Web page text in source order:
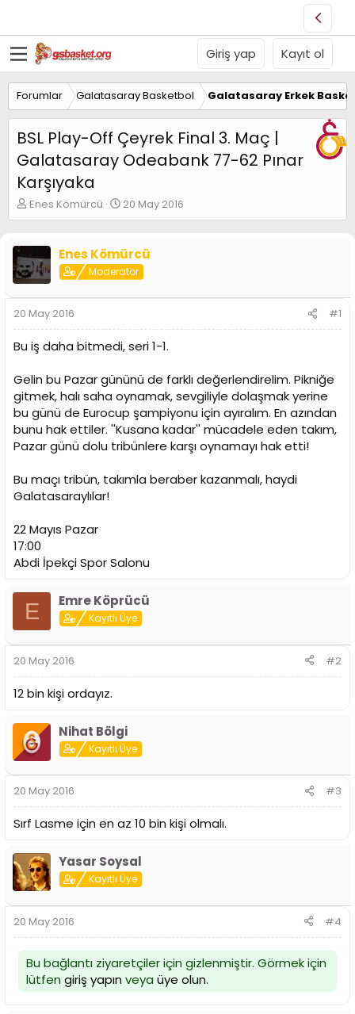
Giriş yap Kayıt ol
Forumlar Galatasaray Basketbol Galatasaray Erkek
BSL Play-Off Çeyrek Final 3. Maç |
Galatasaray Odeabank 77-62 Pınar
Karşıyaka
K
o
u
y
u
B
a
ş
l
a
a
n
Enes Kömürcü
B
a
l
a
n
ı
t
a
i
h
i
20 May 2016
Enes Kömürcü
Moderator
20 May 2016 #1
Bu iş daha bitmedi, seri 1-1.
Gelin bu Pazar gününü de farklı değerlendirelim. Pikniğe
gitmek, halı saha oynamak, sevgiliyle dolaşmak yerine
bu günü de Eurocup şampiyonu için ayıralım. En azından
bunu hak ettiler. ''Kusana kadar'' mücadele eden takım,
Pazar günü dolu tribünlere karşı oynamayı hak etti!
Bu maçı tribün, takımla beraber kazanmalı, haydi
Galatasaraylılar!
22 Mayıs Pazar
17:00
Abdi İpekçi Spor Salonu
E Emre Köprücü
Kayıtlı Üye
20 May 2016 #2
12 bin kişi ordayız.
Nihat Bölgi
Kayıtlı Üye
20 May 2016 #3
Sırf Lasme için en az 10 bin kişi olmalı.
Yasar Soysal
Kayıtlı Üye
20 May 2016 #4
Bu bağlantı ziyaretçiler için gizlenmiştir. Görmek için
lütfen giriş yapınveya üye olun.